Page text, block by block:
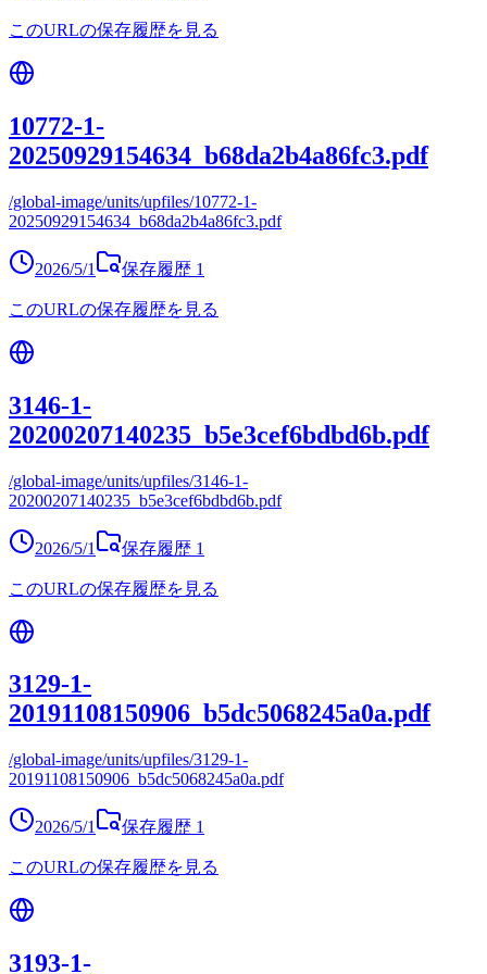
このURLの保存履歴を見る
10772-1-
20250929154634_b68da2b4a86fc3.pdf
/global-image/units/upfiles/10772-1-
20250929154634_b68da2b4a86fc3.pdf
2026/5/1 保存履歴 1
このURLの保存履歴を見る
3146-1-
20200207140235_b5e3cef6bdbd6b.pdf
/global-image/units/upfiles/3146-1-
20200207140235_b5e3cef6bdbd6b.pdf
2026/5/1 保存履歴 1
このURLの保存履歴を見る
3129-1-
20191108150906_b5dc5068245a0a.pdf
/global-image/units/upfiles/3129-1-
20191108150906_b5dc5068245a0a.pdf
2026/5/1 保存履歴 1
このURLの保存履歴を見る
3193-1-